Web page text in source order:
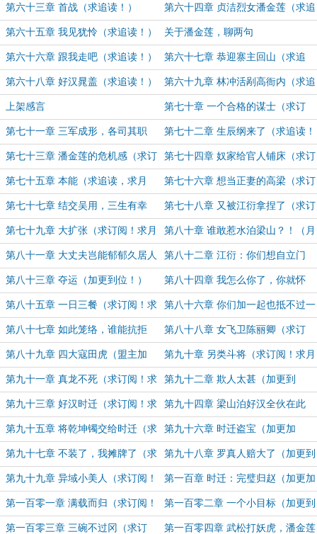
读！）
第六十三章 首战（求追读！） 第六十四章 贞洁烈女潘金莲（求追
读！）
第六十五章 我见犹怜（求追读！） 关于潘金莲，聊两句
第六十六章 跟我走吧（求追读！） 第六十七章 恭迎寨主回山（求追
读！）
第六十八章 好汉晁盖（求追读！） 第六十九章 林冲活剐高衙内（求追
读！）
上架感言 第七十章 一个合格的谋士（求订
阅！求月票！）
第七十一章 三军成形，各司其职
（求订阅！求月票！）
第七十二章 生辰纲来了（求追读！
求月票！）
第七十三章 潘金莲的危机感（求订
阅！求月票！）
第七十四章 奴家给官人铺床（求订
阅！求月票！）
第七十五章 本能（求追读，求月
票！）
第七十六章 想当正妻的高梁（求订
阅！求月票！）
第七十七章 结交吴用，三生有幸
（求订阅！求月票！）
第七十八章 又被江衍拿捏了（求订
阅！求月票！）
第七十九章 大扩张（求订阅！求月
票！）
第八十章 谁敢惹水泊梁山？！（月
票加更！）
第八十一章 大丈夫岂能郁郁久居人
下（求月票！）
第八十二章 江衍：你们想自立门
户？行。（求订阅！求月票！）
第八十三章 夺运（加更到位！） 第八十四章 我怎么你了，你就怀
孕？！（求订阅！求月票！）
第八十五章 一日三餐（求订阅！求
月票！）
第八十六章 你们加一起也抵不过一
个武松（加更到位！）
第八十七章 如此笼络，谁能抗拒
（求订阅！求月票！）
第八十八章 女飞卫陈丽卿（求订
阅！求月票！）
第八十九章 四大寇田虎（盟主加
更！）
第九十章 另类斗将（求订阅！求月
票！）
第九十一章 真龙不死（求订阅！求
月票！）
第九十二章 欺人太甚（加更到
位！）
第九十三章 好汉时迁（求订阅！求
月票！）
第九十四章 梁山泊好汉全伙在此
（加更到位！）
第九十五章 将乾坤镯交给时迁（求
订阅！求月票！）
第九十六章 时迁盗宝（加更加
位！）
第九十七章 不装了，我摊牌了（求
订阅！求月票！）
第九十八章 罗真人赔大了（加更到
位！）
第九十九章 异域小美人（求订阅！
求月票！）
第一百章 时迁：完璧归赵（加更加
位！）
第一百零一章 满载而归（求订阅！
求月票！）
第一百零二章 一个小目标（加更到
位！）
第一百零三章 三碗不过冈（求订 第一百零四章 武松打妖虎，潘金莲